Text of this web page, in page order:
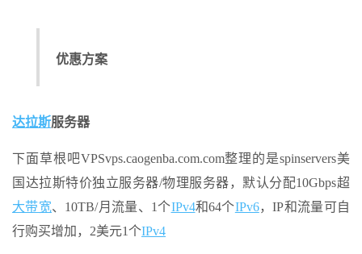
优惠方案
达拉斯服务器
下面草根吧VPSvps.caogenba.com.com整理的是spinservers美
国达拉斯特价独立服务器/物理服务器，默认分配10Gbps超
大带宽、10TB/月流量、1个IPv4和64个IPv6，IP和流量可自
行购买增加，2美元1个IPv4